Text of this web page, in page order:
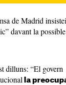
de Madrid
davant la
dilluns: “El govern
la